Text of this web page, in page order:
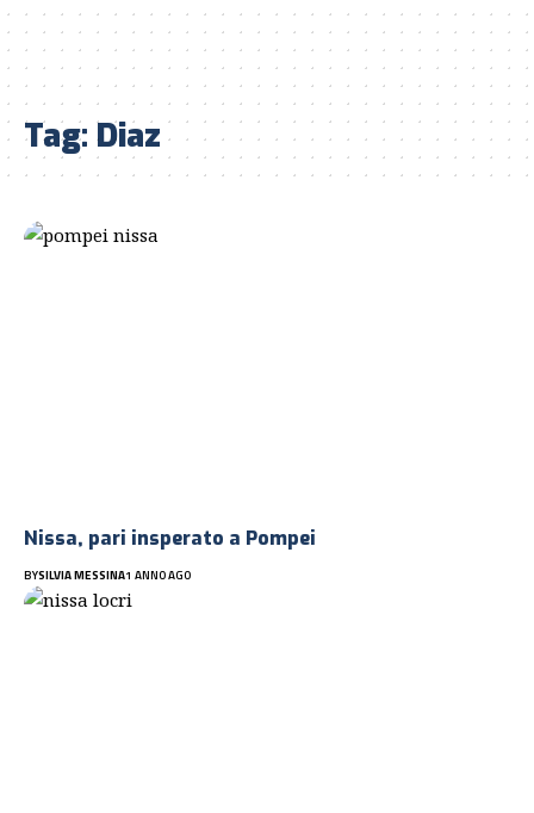
Tag: Diaz
Nissa, pari insperato a Pompei
BYSILVIA MESSINA1 ANNO AGO